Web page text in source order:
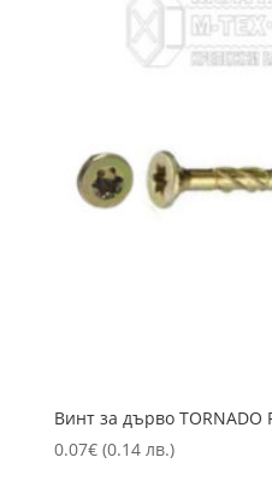
Винт за дърво TORNADO
0.07€ (0.14 лв.)